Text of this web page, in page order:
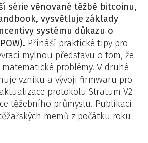
série věnované těžbě bitcoinu,
vysvětluje základy
systému důkazu o
Přináší praktické tipy pro
mylnou představu o tom, že
problémy. V druhé
vzniku a vývoji firmwaru pro
protokolu Stratum V2
těžebního průmyslu. Publikaci
memů z počátku roku